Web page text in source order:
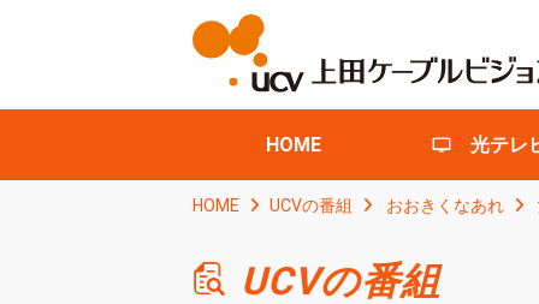
HOME 光テレ
HOME UCVの番組 おおきくなあれ
UCVの番組